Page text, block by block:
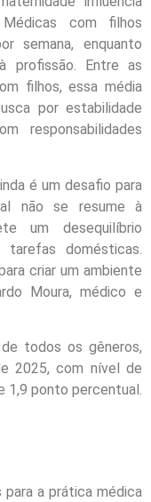
com filhos
semana, enquanto
profissão. Entre as
filhos, essa média
por estabilidade
responsabilidades
é um desafio para
não se resume à
um desequilíbrio
domésticas.
criar um ambiente
Moura, médico e
todos os gêneros,
2025, com nível de
1,9 ponto percentual.
a prática médica